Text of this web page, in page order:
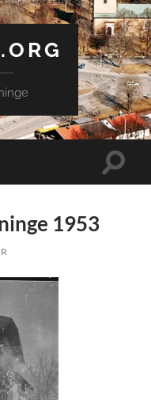
Slå
1953